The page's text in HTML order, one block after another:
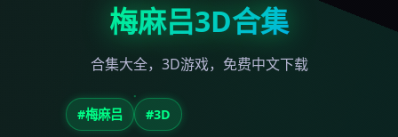
梅麻吕3D合集
合集大全，3D游戏，免费中文下载
#梅麻吕 #3D